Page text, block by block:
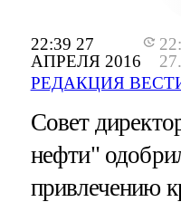
22:39 27
АПРЕЛЯ 2016
РЕДАКЦИЯ
Совет
нефти"
привлечению